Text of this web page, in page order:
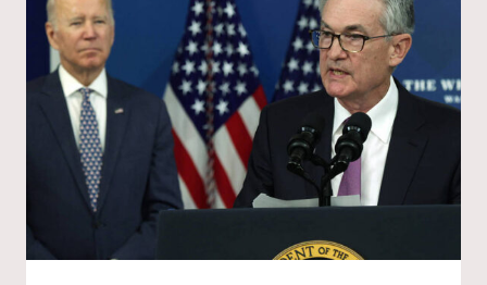
IRAN
EST
UNE
CRISE
DE
LÉGITIMITÉ